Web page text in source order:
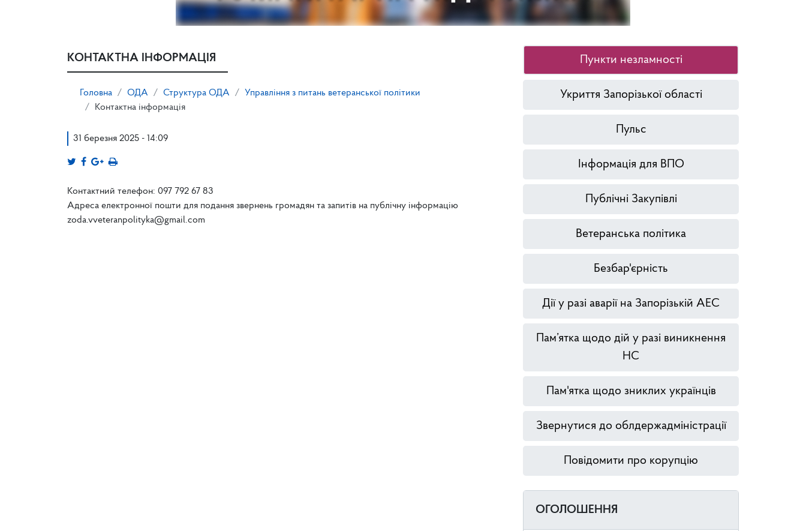
КОНТАКТНА ІНФОРМАЦІЯ
Головна ОДА Структура ОДА
Управління з питань ветеранської політики
Контактна інформація
31 березня 2025 - 14:09
Контактний телефон: 097 792 67 83
Адреса електронної пошти для подання звернень громадян та запитів на публічну інформацію
zoda.vveteranpolityka@gmail.com
Пункти незламності
Укриття Запорізької області
Пульс
Інформація для ВПО
Публічні Закупівлі
Ветеранська політика
Безбар'єрність
Дії у разі аварії на Запорізькій АЕС
Пам’ятка щодо дій у разі виникнення
НС
Пам'ятка щодо зниклих українців
Звернутися до облдержадміністрації
Повідомити про корупцію
ОГОЛОШЕННЯ